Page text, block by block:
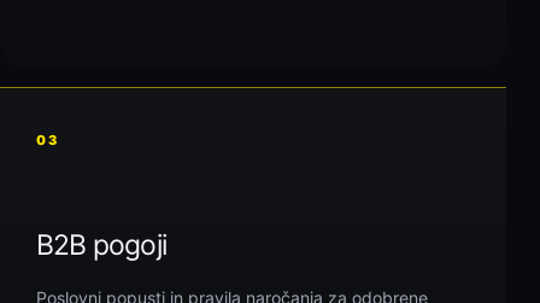
03
B2B pogoji
Poslovni popusti in pravila naročanja za odobrene